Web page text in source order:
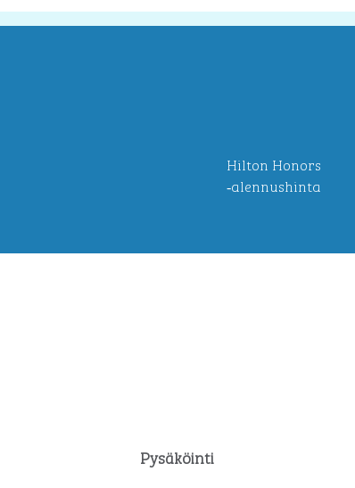
Hilton Honors
‑alennushinta
Pysäköinti